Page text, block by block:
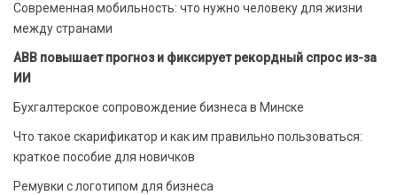
Современная мобильность: что нужно человеку для жизни
между странами
ABB повышает прогноз и фиксирует рекордный спрос из-за
ИИ
Бухгалтерское сопровождение бизнеса в Минске
Что такое скарификатор и как им правильно пользоваться:
краткое пособие для новичков
Ремувки с логотипом для бизнеса